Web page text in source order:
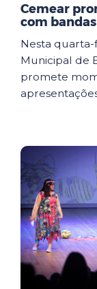
Cemear
com
Nesta quarta-
Municipal de
promete